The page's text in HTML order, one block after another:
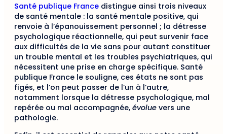
Santé publique France distingue ainsi trois niveaux
de santé mentale : la santé mentale positive, qui
renvoie à l’épanouissement personnel ; la détresse
psychologique réactionnelle, qui peut survenir face
aux difficultés de la vie sans pour autant constituer
un trouble mental et les troubles psychiatriques, qui
nécessitent une prise en charge spécifique. Santé
publique France le souligne, ces états ne sont pas
figés, et l’on peut passer de l’un à l’autre,
notamment lorsque la détresse psychologique, mal
repérée ou mal accompagnée, évolue vers une
pathologie.